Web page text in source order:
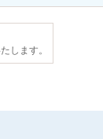
します。